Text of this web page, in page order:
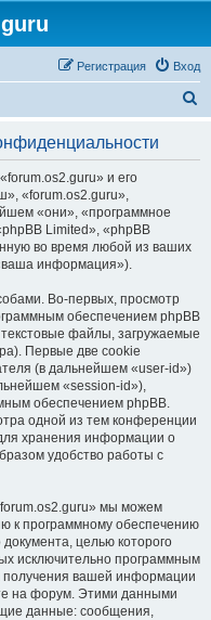
Вход
Регистрация
и его
«forum.os2.guru»,
«они», «программное
Limited», «phpBB
во время любой из ваших
информация»).
Во-первых, просмотр
обеспечением phpBB
файлы, загружаемые
Первые две cookie
(в дальнейшем «user-id»)
«session-id»),
обеспечением phpBB.
одной из тем конференции
хранения информации о
удобство работы с
мы можем
к программному обеспечению
целью которого
исключительно программным
получения вашей информации
на форум. Этими данными
данные: сообщения,